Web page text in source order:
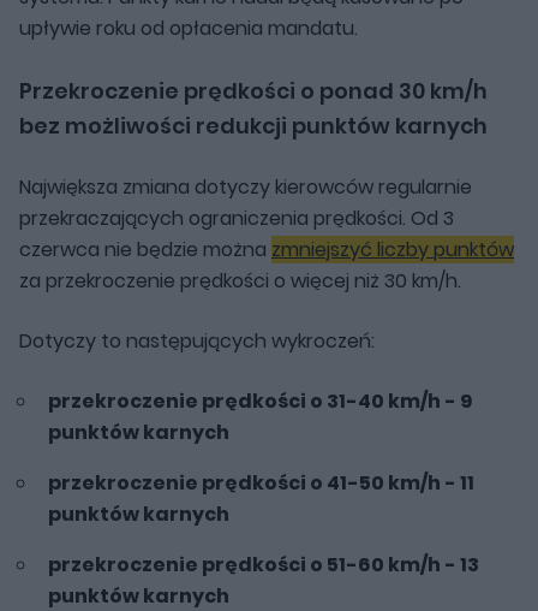
upływie roku od opłacenia mandatu.
Przekroczenie prędkości o ponad 30 km/h
bez możliwości redukcji punktów karnych
Największa zmiana dotyczy kierowców regularnie
przekraczających ograniczenia prędkości. Od 3
czerwca nie będzie można zmniejszyć liczby punktów
za przekroczenie prędkości o więcej niż 30 km/h.
Dotyczy to następujących wykroczeń:
przekroczenie prędkości o 31-40 km/h - 9
punktów karnych
przekroczenie prędkości o 41-50 km/h - 11
punktów karnych
przekroczenie prędkości o 51-60 km/h - 13
punktów karnych